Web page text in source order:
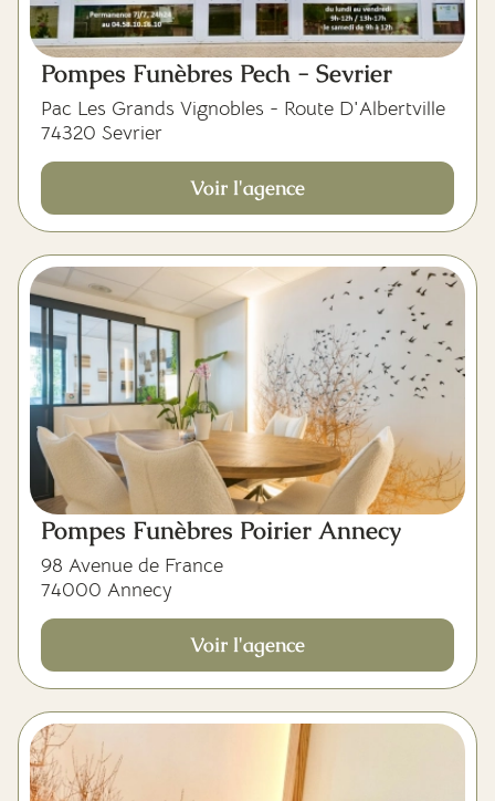
Pompes Funèbres Pech - Sevrier
Pac Les Grands Vignobles - Route D'Albertville
74320 Sevrier
Voir l'agence
5,0 (1)
Pompes Funèbres Poirier Annecy
98 Avenue de France
74000 Annecy
Voir l'agence